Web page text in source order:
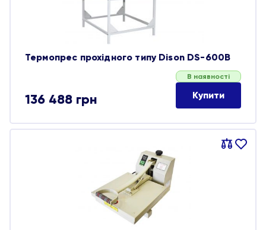
Термопрес прохідного типу Dison DS-600B
136 488 грн
В наявності
Купити
Порівняти
В